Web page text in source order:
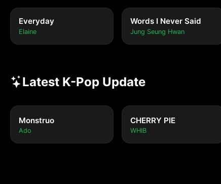
Everyday
Elaine
Words I Never Said
Jung Seung Hwan
Latest K-Pop Update
Monstruo
Ado
CHERRY PIE
WHIB